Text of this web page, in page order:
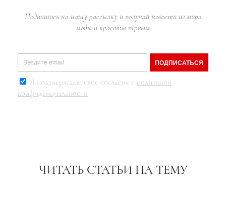
Подпишись на нашу рассылку и получай новости из мира
моды и красоты первым
ПОДПИСАТЬСЯ
Я подтверждаю свое согласие с политикой
конфиденциальности
ЧИТАТЬ СТАТЬИ НА ТЕМУ